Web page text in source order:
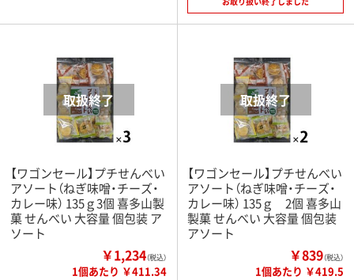
【ワゴンセール】プチせんべい
アソート（ねぎ味噌・チーズ・
カレー味） 135ｇ3個 喜多山製
菓 せんべい 大容量 個包装 ア
ソート
￥1,234（税込）
1個あたり ￥411.34
【ワゴンセール】プチせんべい
アソート（ねぎ味噌・チーズ・
カレー味） 135ｇ 2個 喜多山
製菓 せんべい 大容量 個包装
アソート
￥839（税込）
1個あたり ￥419.5